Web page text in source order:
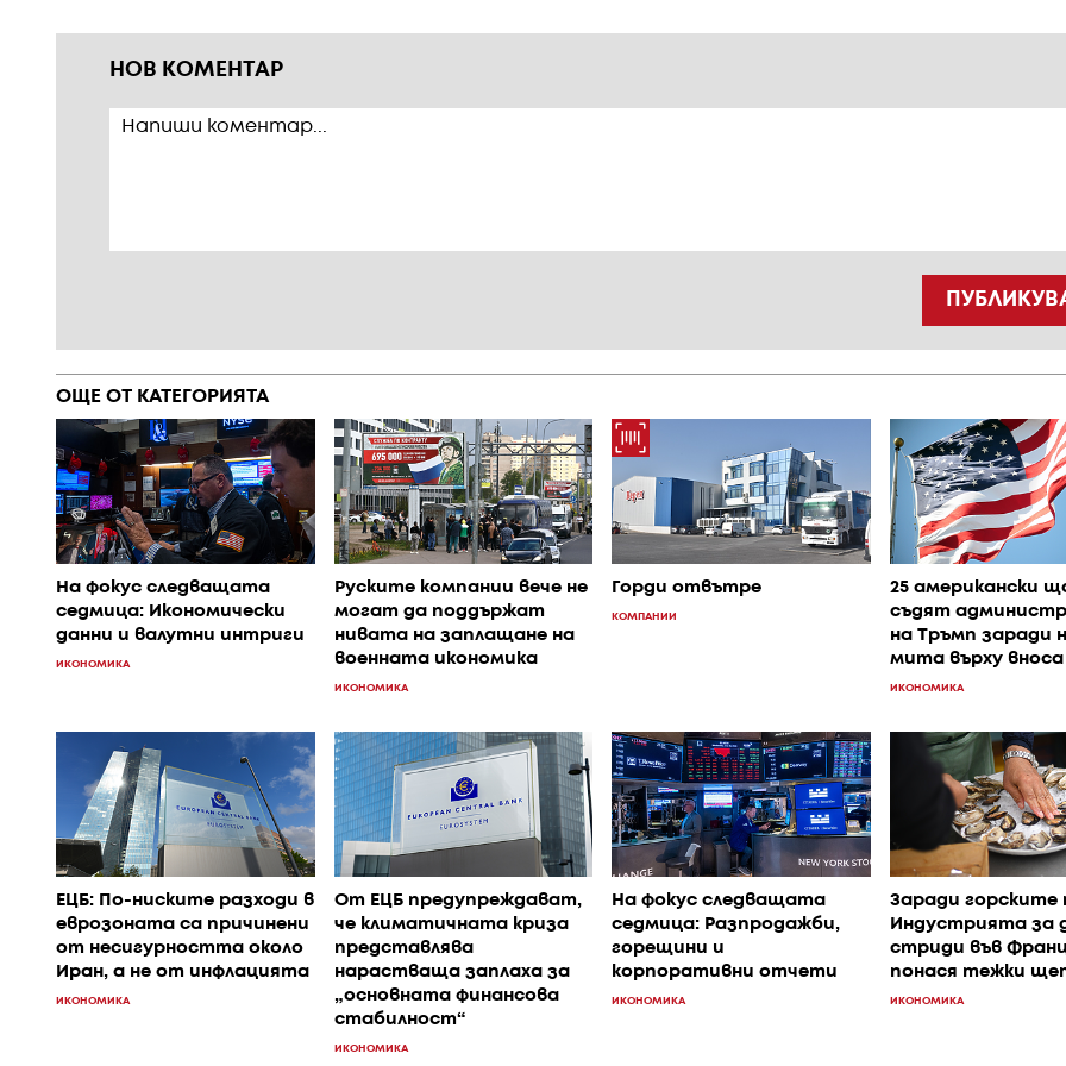
НОВ КОМЕНТАР
ОЩЕ ОТ КАТЕГОРИЯТА
На фокус следващата
седмица: Икономически
данни и валутни интриги
ИКОНОМИКА
Руските компании вече не
могат да поддържат
нивата на заплащане на
военната икономика
ИКОНОМИКА
Горди отвътре
КОМПАНИИ
25 американски
съдят
на Тръмп заради
мита върху вноса
ИКОНОМИКА
ЕЦБ: По-ниските разходи в
еврозоната са причинени
от несигурността около
Иран, а не от инфлацията
ИКОНОМИКА
От ЕЦБ предупреждават,
че климатичната криза
представлява
нарастваща заплаха за
„основната финансова
стабилност“
ИКОНОМИКА
На фокус следващата
седмица: Разпродажби,
горещини и
корпоративни отчети
ИКОНОМИКА
Заради горските
Индустрията за
стриди във
понася тежки
ИКОНОМИКА